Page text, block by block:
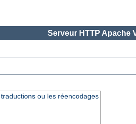
Serveur HTTP Apache
ou les réencodages